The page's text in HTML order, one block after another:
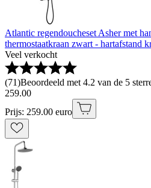
Atlantic regendoucheset Asher met
thermostaatkraan zwart - hartafstand
Veel verkocht
(71)Beoordeeld met 4.2 van de 5
259.00
Prijs: 259.00 euro